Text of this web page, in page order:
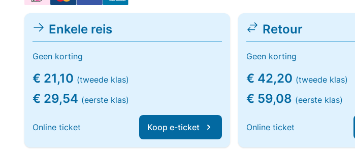
Enkele reis
Geen korting
€ 21,10 (tweede klas)
€ 29,54 (eerste klas)
Online ticket Koop e-ticket
Retour
Geen korting
€ 42,20 (tweede klas)
€ 59,08 (eerste klas)
Online ticket